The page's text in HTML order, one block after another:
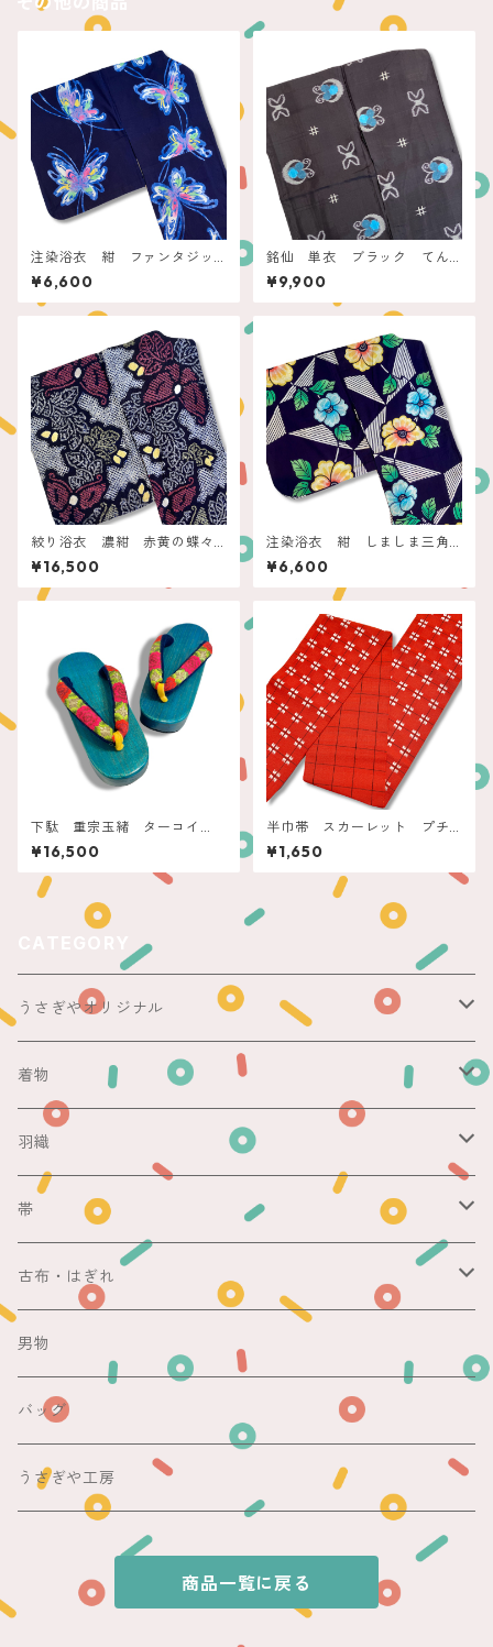
注染浴衣 紺 ファンタジッ
クバタフライ
¥6,600
銘仙 単衣 ブラック てん
とう虫と蝶
¥9,900
絞り浴衣 濃紺 赤黄の蝶々
と葉っぱ
¥16,500
注染浴衣 紺 しましま三角
とお花
¥6,600
下駄 重宗玉緒 ターコイ
ズ フラワー刺繍
¥16,500
半巾帯 スカーレット プチ
蝶々
¥1,650
うさぎやオリジナル
ericoさん
レース足袋
マスキングテープ
防虫香
着物
袷
銘仙
紬
単衣
銘仙
紬
その他
夏
浴衣
夏着物
銘仙
羽織
銘仙
その他
帯
名古屋帯
袋帯
昼夜帯
夏帯
古布・はぎれ
切売り
銘仙
銘仙集め
木綿・麻
男物
バッグ
うさぎや工房
商品一覧に戻る